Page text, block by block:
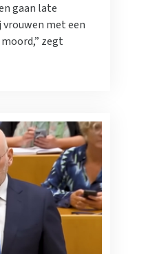
gaan late
met een
moord,” zegt